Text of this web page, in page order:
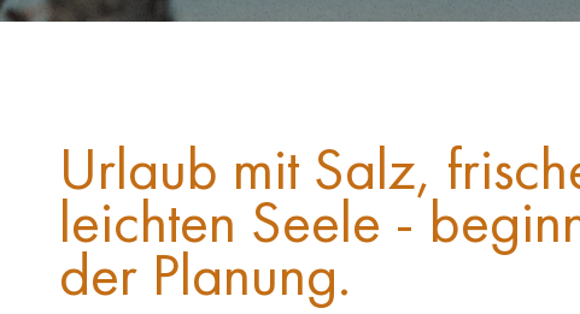
Urlaub mit Salz,
leichten Seele -
der Planung.